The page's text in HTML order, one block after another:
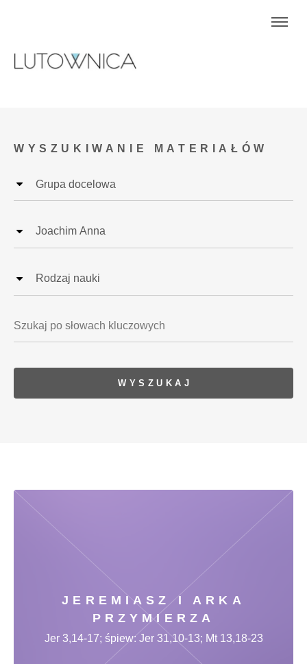
WYSZUKIWANIE MATERIAŁÓW
JEREMIASZ I ARKA
PRZYMIERZA
Jer 3,14-17; śpiew: Jer 31,10-13; Mt 13,18-23